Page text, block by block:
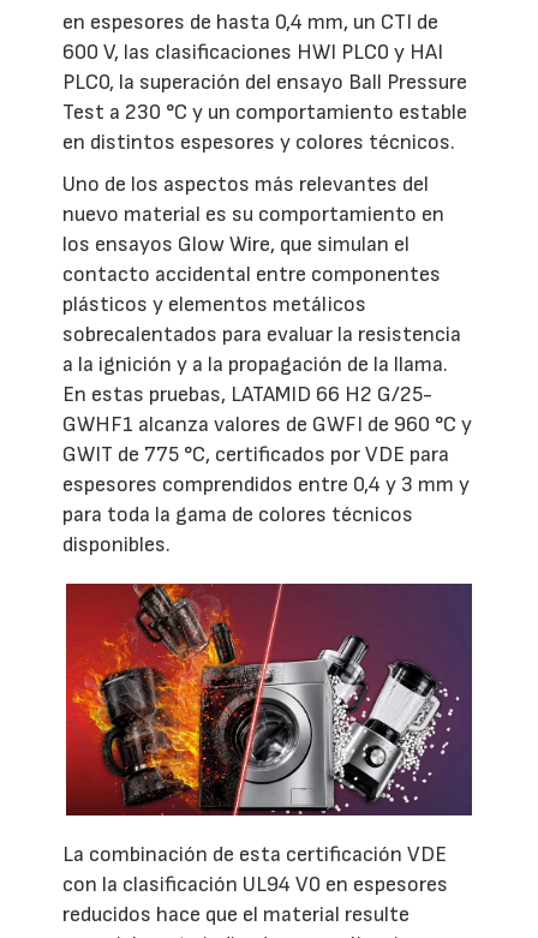
en espesores de hasta 0,4 mm, un CTI de
600 V, las clasificaciones HWI PLC0 y HAI
PLC0, la superación del ensayo Ball Pressure
Test a 230 °C y un comportamiento estable
en distintos espesores y colores técnicos.
Uno de los aspectos más relevantes del
nuevo material es su comportamiento en
los ensayos Glow Wire, que simulan el
contacto accidental entre componentes
plásticos y elementos metálicos
sobrecalentados para evaluar la resistencia
a la ignición y a la propagación de la llama.
En estas pruebas, LATAMID 66 H2 G/25-
GWHF1 alcanza valores de GWFI de 960 °C y
GWIT de 775 °C, certificados por VDE para
espesores comprendidos entre 0,4 y 3 mm y
para toda la gama de colores técnicos
disponibles.
La combinación de esta certificación VDE
con la clasificación UL94 V0 en espesores
reducidos hace que el material resulte